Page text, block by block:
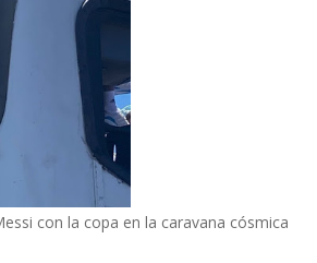
con la copa en la caravana cósmica